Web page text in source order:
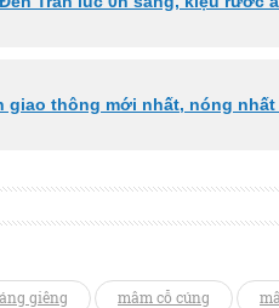
giao thông mới nhất, nóng nhất
giêng mâm cỗ cúng